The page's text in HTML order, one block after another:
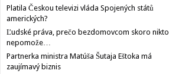
Platila Českou televizi vláda Spojených států
amerických?
Ľudské práva, prečo bezdomovcom skoro nikto
nepomože…
Partnerka ministra Matúša Šutaja Eštoka má
zaujímavý biznis